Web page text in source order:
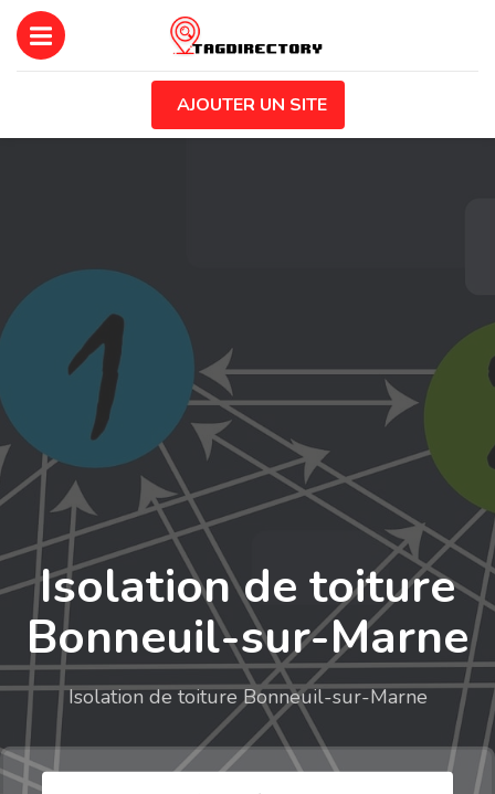
AJOUTER UN SITE
Isolation de toiture
Bonneuil-sur-Marne
Isolation de toiture Bonneuil-sur-Marne